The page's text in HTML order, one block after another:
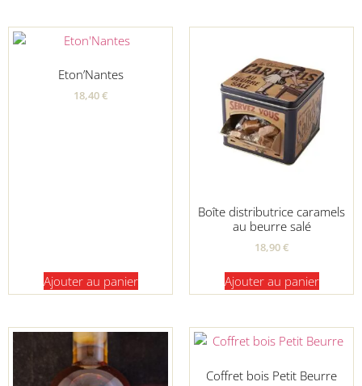
Eton’Nantes
18,40€
Ajouter au panier
Boîte distributrice caramels
au beurre salé
18,90€
Ajouter au panier
Coffret bois Petit Beurre